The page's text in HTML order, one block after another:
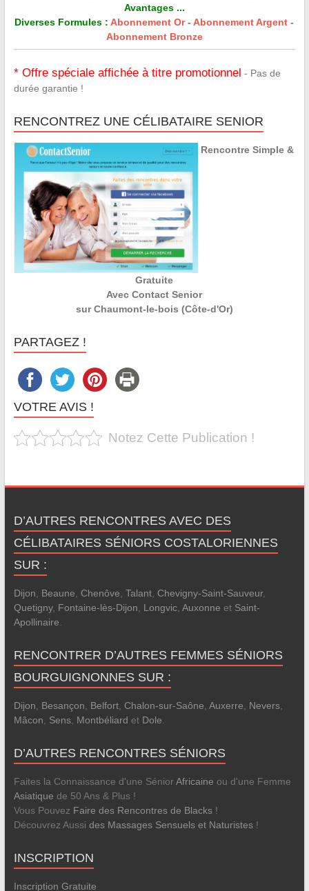
Avantages ...
Diverses Formules : Abonnement Or-Abonnement Argent -
Abonnement Bronze
* Offre spéciale affichée à titre promotionnel - Pas de
durée garantie !
RENCONTREZ UNE CÉLIBATAIRE SENIOR
Rencontre Simple &
Gratuite
Avec Contact Senior
sur Chaumont-le-bois (Côte-d'Or)
PARTAGEZ !
VOTRE AVIS !
Notez Cette Publication !
D’AUTRES RENCONTRES AVEC DES
CÉLIBATAIRES SÉNIORS COSTALORIENNES
SUR :
Dijon Beaune Chenôve Talant, Chevigny-Saint-Sauveur,
Quetigny, Fontaine-lès-Dijon Longvic, Auxonne et Saint-
Apollinaire
RENCONTRER D’AUTRES FEMMES SÉNIORS
BOURGUIGNONNES SUR :
Dijon Besançon Belfort, Chalon-sur-Saône Auxerre Nevers,
Mâcon
Sens, Montbéliard et Dole
D’AUTRES RENCONTRES SÉNIORS
Faites la Connaissance d'une SéniorAfricaine ou d'une Femme
Asiatique de 50 Ans & Plus !
Vous Pouvez Faire des Rencontres de Blacks!
Découvrez Aussi des Massages Sensuels et Naturistes!
INSCRIPTION
Inscription Gratuite